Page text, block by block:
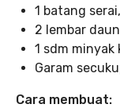
1 batang
2 lembar
1 sdm minyak
Garam
Cara membuat: